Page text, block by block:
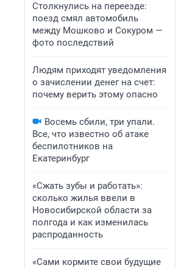
Столкнулись на переезде:
поезд смял автомобиль
между Мошково и Сокуром —
фото последствий
Людям приходят уведомления
о зачислении денег на счет:
почему верить этому опасно
Восемь сбили, три упали.
Все, что известно об атаке
беспилотников на
Екатеринбург
«Сжать зубы и работать»:
сколько жилья ввели в
Новосибирской области за
полгода и как изменилась
распроданность
«Сами кормите свои будущие